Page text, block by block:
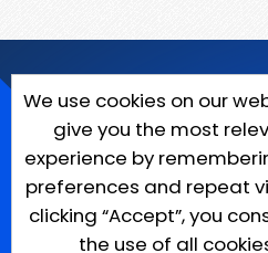
We use cookies on our
give you the most
experience by
preferences and repeat
clicking “Accept”, you
the use of all